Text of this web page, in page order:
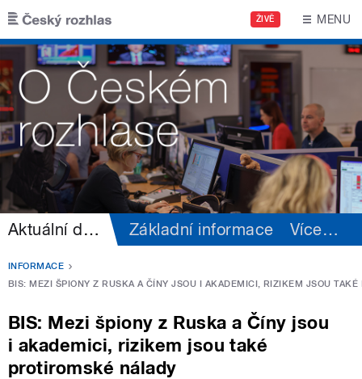
Přejít k hlavnímu obsahu
ŽIVĚ MENU
Aktuální dění Základní informace Více…
INFORMACE
BIS: MEZI ŠPIONY Z RUSKA A ČÍNY JSOU I AKADEMICI, RIZIKEM JSOU TAKÉ
BIS: Mezi špiony z Ruska a Číny jsou
i akademici, rizikem jsou také
protiromské nálady